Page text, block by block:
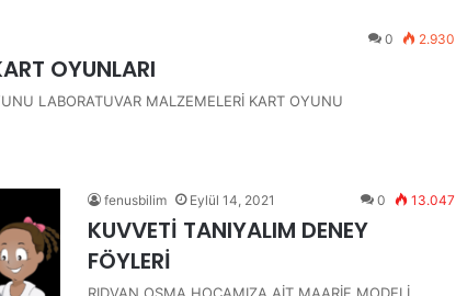
0 2.930
OYUNLARI
LABORATUVAR MALZEMELERİ KART OYUNU
fenusbilim Eylül 14, 2021 0 13.047
KUVVETİ TANIYALIM DENEY
FÖYLERİ